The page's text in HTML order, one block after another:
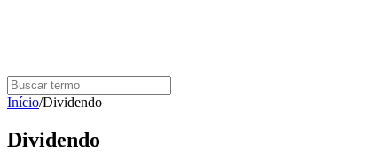
Início/Dividendo
Dividendo